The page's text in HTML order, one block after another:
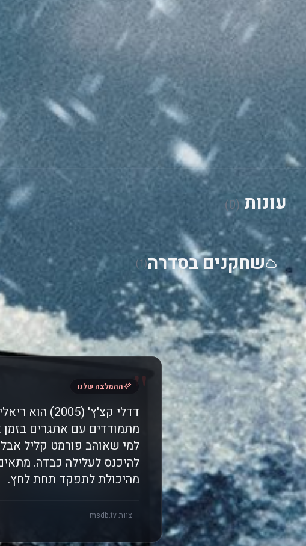
עונות(0)
שחקנים בסדרה(1)
" ההמלצה שלנו
דדלי קצ'ץ'
מתמודדים עם אתגרים
למי שאוהב פורמט קליל
להיכנס לעלילה כבדה.
מהיכולת לתפקד תחת לחץ.
— צוות msdb.tv